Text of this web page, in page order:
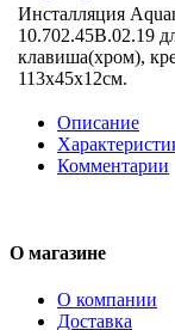
Инсталляция
10.702.45B.02.19
клавиша(хром),
113х45х12см.
Описание
Комментарии
О магазине
О компании
Доставка